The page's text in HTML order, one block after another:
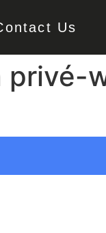
Us
privé-